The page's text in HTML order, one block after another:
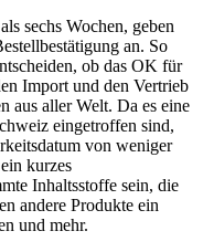
sechs Wochen, geben
an. So
ob das OK für
Import und den Vertrieb
aus aller Welt. Da es eine
eingetroffen sind,
von weniger
kurzes
Inhaltsstoffe sein, die
andere Produkte ein
und mehr.